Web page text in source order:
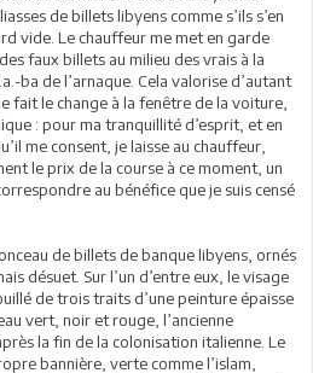
de billets libyens comme s’ils s’en
vide. Le chauffeur me met en garde
faux billets au milieu des vrais à la
ba de l’arnaque. Cela valorise d’autant
fait le change à la fenêtre de la voiture,
: pour ma tranquillité d’esprit, et en
me consent, je laisse au chauffeur,
le prix de la course à ce moment, un
au bénéfice que je suis censé
de billets de banque libyens, ornés
désuet. Sur l’un d’entre eux, le visage
de trois traits d’une peinture épaisse
vert, noir et rouge, l’ancienne
la fin de la colonisation italienne. Le
bannière, verte comme l’islam,